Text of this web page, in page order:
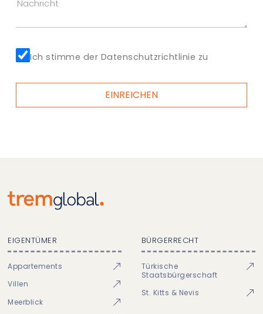
Ich stimme der Datenschutzrichtlinie zu
EINREICHEN
EIGENTÜMER
Appartements
Villen
Meerblick
BÜRGERRECHT
Türkische
Staatsbürgerschaft
St. Kitts & Nevis